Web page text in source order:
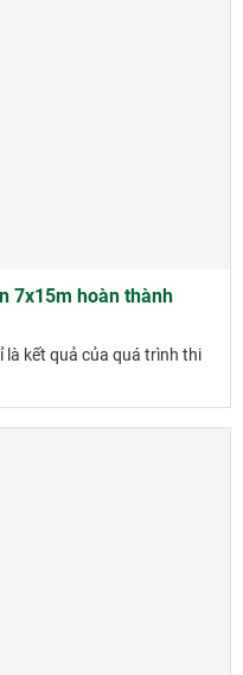
7x15m hoàn thành
là kết quả của quá trình thi